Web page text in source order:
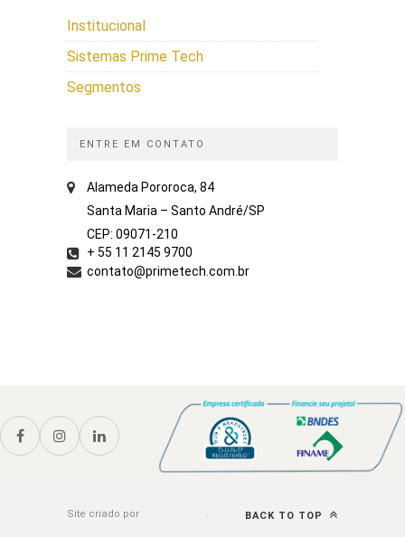
Institucional
Sistemas Prime Tech
Segmentos
ENTRE EM CONTATO
Alameda Pororoca, 84
Santa Maria – Santo André/SP
CEP: 09071-210
+ 55 11 2145 9700
contato@primetech.com.br
Site criado por . BACK TO TOP